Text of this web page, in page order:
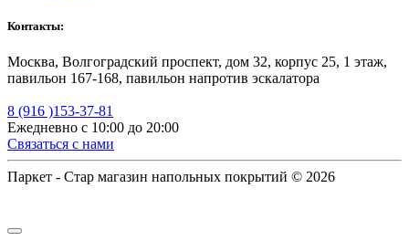
Контакты:
Москва, Волгоградский проспект, дом 32, корпус 25, 1 этаж,
павильон 167-168, павильон напротив эскалатора
8 (916 )153-37-81
Ежедневно с 10:00 до 20:00
Связаться с нами
Паркет - Стар магазин напольных покрытий © 2026